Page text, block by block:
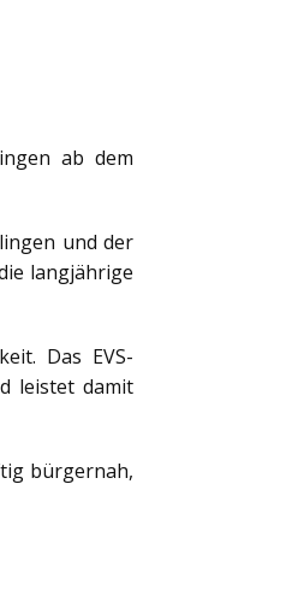
ab dem
und der
langjährige
Das EVS-
leistet damit
bürgernah,